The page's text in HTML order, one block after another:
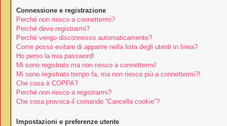
Connessione e registrazione
Perché non riesco a connettermi?
Perché devo registrarmi?
Perché vengo disconnesso automaticamente?
Come posso evitare di apparire nella lista degli utenti in linea?
Ho perso la mia password!
Mi sono registrato ma non riesco a connettermi!
Mi sono registrato tempo fa, ma non riesco più a connettermi?!
Che cosa è COPPA?
Perché non riesco a registrarmi?
Che cosa provoca il comando “Cancella cookie”?
Impostazioni e preferenze utente